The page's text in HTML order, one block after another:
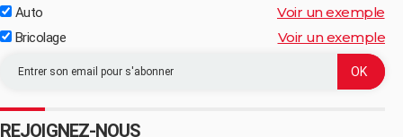
Auto Voir un exemple
Bricolage Voir un exemple
REJOIGNEZ-NOUS